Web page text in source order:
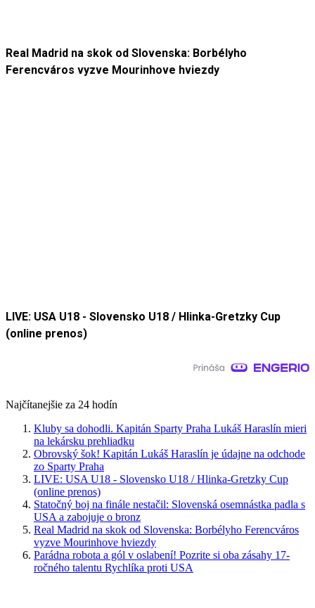
Real Madrid na skok od Slovenska: Borbélyho
Ferencváros vyzve Mourinhove hviezdy
LIVE: USA U18 - Slovensko U18 / Hlinka-Gretzky Cup
(online prenos)
Najčítanejšie za 24 hodín
Kluby sa dohodli. Kapitán Sparty Praha Lukáš Haraslín mieri
na lekársku prehliadku
Obrovský šok! Kapitán Lukáš Haraslín je údajne na odchode
zo Sparty Praha
LIVE: USA U18 - Slovensko U18 / Hlinka-Gretzky Cup
(online prenos)
Statočný boj na finále nestačil: Slovenská osemnástka padla s
USA a zabojuje o bronz
Real Madrid na skok od Slovenska: Borbélyho Ferencváros
vyzve Mourinhove hviezdy
Parádna robota a gól v oslabení! Pozrite si oba zásahy 17-
ročného talentu Rychlíka proti USA